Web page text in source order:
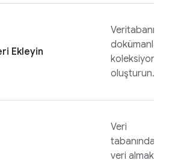
Ekleyin
Veritabanınızda
dokümanlar ve
koleksiyonlar
oluşturun.
Veri
tabanından
veri almak için